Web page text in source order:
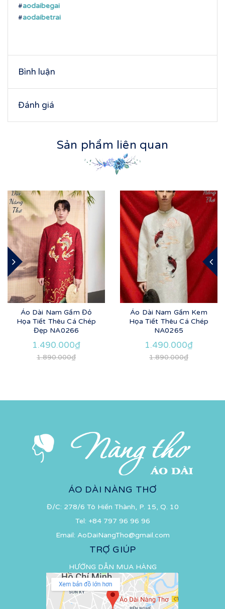
#aodaibegai
#aodaibetrai
Bình luận
Đánh giá
Sản phẩm liên quan
Áo Dài Nam Gấm Đỏ
Họa Tiết Thêu Cá Chép
Đẹp NA0266
1.490.000₫
1.890.000₫
Áo Dài Nam Gấm Kem
Họa Tiết Thêu Cá Chép
NA0265
1.490.000₫
1.890.000₫
ÁO DÀI NÀNG THƠ
Đ/C: 278/6 Tô Hiến Thành, P. 15, Q. 10
Tel: +84 797 96 96 96
Email: AoDaiNangTho@gmail.com
TRỢ GIÚP
HƯỚNG DẪN MUA HÀNG